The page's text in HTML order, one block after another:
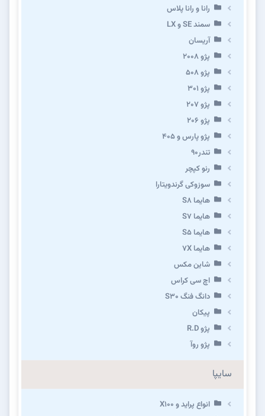
رانا و رانا پلاس
سمند SE و LX
آریسان
پژو ۲۰۰۸
پژو ۵۰۸
پژو 301
پژو ۲۰۷
پژو ۲۰۶
پژو پارس و ۴۰۵
تندر۹۰
رنو کپچر
سوزوکی گرندویتارا
هایما S8
هایما S7
هایما S5
هایما 7X
شاین مکس
اچ سی کراس
دانگ فنگ S30
پیکان
پژو R.D
پژو روآ
سایپا
انواع پراید و X100